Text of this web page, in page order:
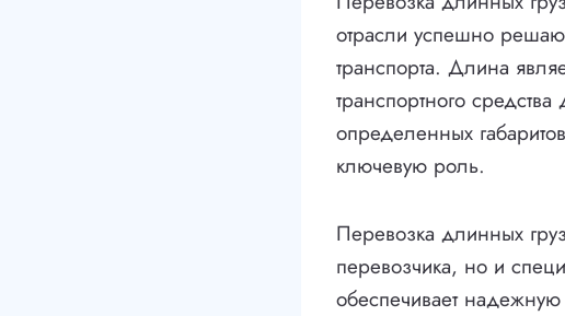
отрасли успешно
транспорта. Длина
транспортного
определенных
ключевую роль.
Перевозка длинных
перевозчика, но и
обеспечивает